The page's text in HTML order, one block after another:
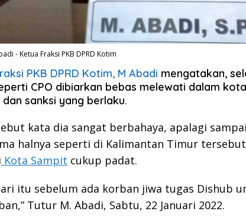
- Ketua Fraksi PKB DPRD Kotim
PKB DPRD Kotim, M Abadi mengatakan,
CPO dibiarkan bebas melewati dalam
sanksi yang berlaku.
kata dia sangat berbahaya, apalagi
halnya seperti di Kalimantan Timur
Kota Sampit cukup padat.
itu sebelum ada korban jiwa tugas Dishub
Tutur M. Abadi, Sabtu, 22 Januari 2022.